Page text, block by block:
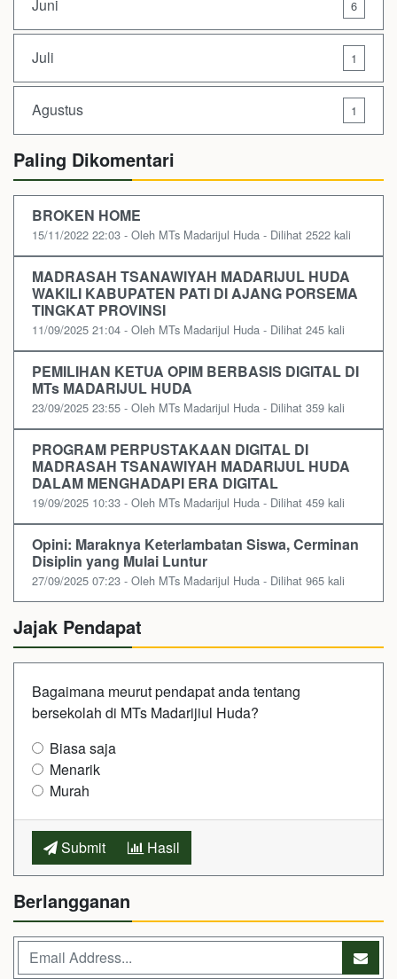
Juni 6
Juli 1
Agustus 1
Paling Dikomentari
BROKEN HOME
15/11/2022 22:03 - Oleh MTs Madarijul Huda - Dilihat 2522 kali
MADRASAH TSANAWIYAH MADARIJUL HUDA
WAKILI KABUPATEN PATI DI AJANG PORSEMA
TINGKAT PROVINSI
11/09/2025 21:04 - Oleh MTs Madarijul Huda - Dilihat 245 kali
PEMILIHAN KETUA OPIM BERBASIS DIGITAL DI
MTs MADARIJUL HUDA
23/09/2025 23:55 - Oleh MTs Madarijul Huda - Dilihat 359 kali
PROGRAM PERPUSTAKAAN DIGITAL DI
MADRASAH TSANAWIYAH MADARIJUL HUDA
DALAM MENGHADAPI ERA DIGITAL
19/09/2025 10:33 - Oleh MTs Madarijul Huda - Dilihat 459 kali
Opini: Maraknya Keterlambatan Siswa, Cerminan
Disiplin yang Mulai Luntur
27/09/2025 07:23 - Oleh MTs Madarijul Huda - Dilihat 965 kali
Jajak Pendapat
Bagaimana meurut pendapat anda tentang
bersekolah di MTs Madarijiul Huda?
Biasa saja
Menarik
Murah
Submit Hasil
Berlangganan